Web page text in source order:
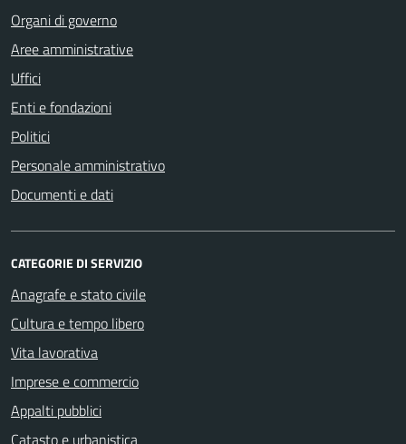
Organi di governo
Aree amministrative
Uffici
Enti e fondazioni
Politici
Personale amministrativo
Documenti e dati
CATEGORIE DI SERVIZIO
Anagrafe e stato civile
Cultura e tempo libero
Vita lavorativa
Imprese e commercio
Appalti pubblici
Catasto e urbanistica